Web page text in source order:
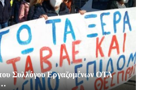
Συλλόγου Εργαζομένων ΟΤΑ